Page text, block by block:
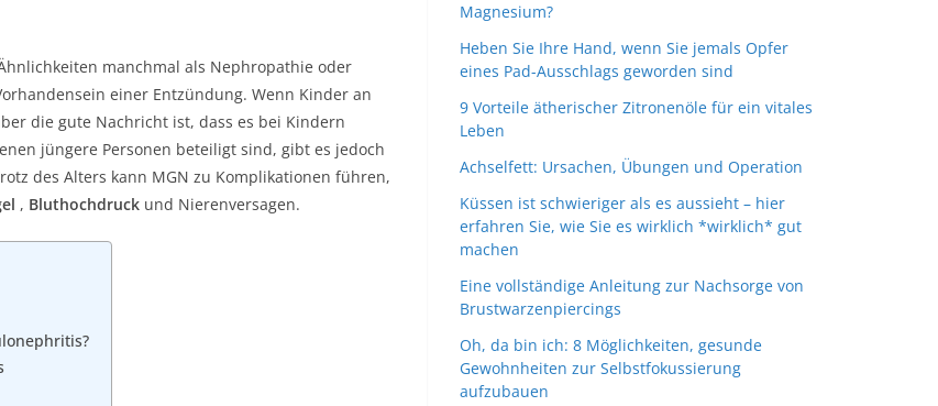
manchmal als Nephropathie oder
einer Entzündung. Wenn Kinder an
die gute Nachricht ist, dass es bei Kindern
jüngere Personen beteiligt sind, gibt es jedoch
des Alters kann MGN zu Komplikationen führen,
, Bluthochdruck und Nierenversagen.
Magnesium?
Heben Sie Ihre Hand, wenn Sie jemals Opfer
eines Pad-Ausschlags geworden sind
9 Vorteile ätherischer Zitronenöle für ein vitales
Leben
Achselfett: Ursachen, Übungen und Operation
Küssen ist schwieriger als es aussieht – hier
erfahren Sie, wie Sie es wirklich *wirklich* gut
machen
Eine vollständige Anleitung zur Nachsorge von
Brustwarzenpiercings
Oh, da bin ich: 8 Möglichkeiten, gesunde
Gewohnheiten zur Selbstfokussierung
aufzubauen